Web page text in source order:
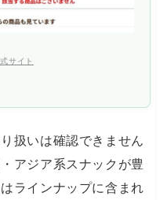
サイト
扱いは確認できません
アジア系スナックが豊
ラインナップに含まれ